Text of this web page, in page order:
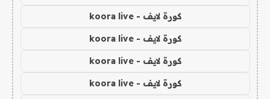
كورة لايف - koora live
كورة لايف - koora live
كورة لايف - koora live
كورة لايف - koora live